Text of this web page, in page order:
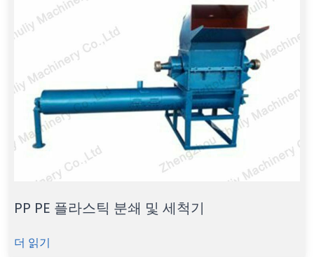
PP PE 플라스틱 분쇄 및 세척기
더 읽기